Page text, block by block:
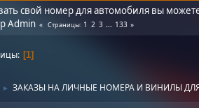
свой номер для автомобиля вы
Admin Страницы 1 2 3 ... 133
1
► ЗАКАЗЫ НА ЛИЧНЫЕ НОМЕРА И ВИНИЛЫ